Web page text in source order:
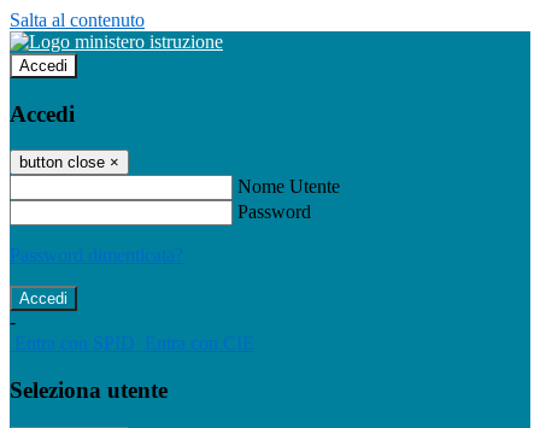
Salta al contenuto
Accedi
Accedi
button close ×
Nome Utente
Password
Password dimenticata?
-
Entra con SPID Entra con CIE
Seleziona utente